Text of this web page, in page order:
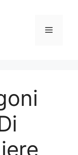
Menu